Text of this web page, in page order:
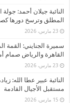
النائبة جيلان أحمد:
المطلق وترسخ دورها
23 مارس، 2026
سميرة الجنايني: القمة
القاهرة والرياض صمام
23 مارس، 2026
النائبة عبير عطا الله:
مستقبل الأجيال القادمة
15 مارس، 2026